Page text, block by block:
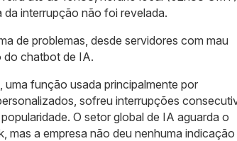
interrupção não foi revelada.
de problemas, desde servidores com mau
do chatbot de IA.
função usada principalmente por
sofreu interrupções
O setor global de IA aguarda o
a empresa não deu nenhuma indicação